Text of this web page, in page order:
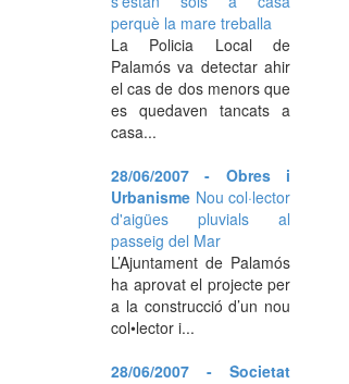
perquè la mare treballa
La Policia Local de
Palamós va detectar ahir
el cas de dos menors que
es quedaven tancats a
casa...
28/06/2007 - Obres i
Urbanisme Nou col·lector
d'aigües pluvials al
passeig del Mar
L’Ajuntament de Palamós
ha aprovat el projecte per
a la construcció d’un nou
col•lector i...
28/06/2007 - Societat